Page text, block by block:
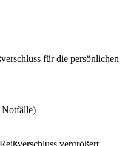
für die persönlichen